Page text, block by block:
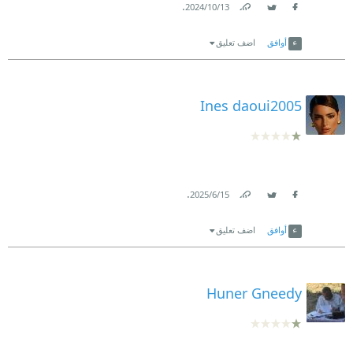
13‏/10‏/2024
.
أوافق اضف تعليق
Ines daoui2005
15‏/6‏/2025
.
أوافق اضف تعليق
Huner Gneedy